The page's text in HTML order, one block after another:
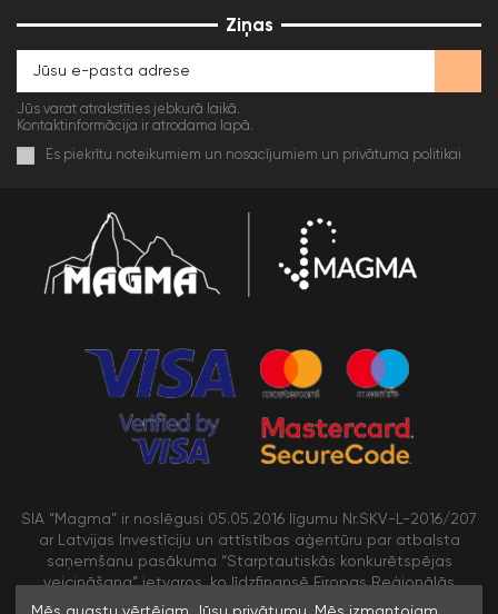
Ziņas
Jūs varat atrakstīties jebkurā laikā.
Kontaktinformācija ir atrodama lapā.
Es piekrītu noteikumiem un nosacījumiem un privātuma politikai
SIA “Magma” ir noslēgusi 05.05.2016 līgumu Nr.SKV-L-2016/207
ar Latvijas Investīciju un attīstības aģentūru par atbalsta
saņemšanu pasākuma “Starptautiskās konkurētspējas
veicināšana” ietvaros, ko līdzfinansē Eiropas Reģionālās
attīstības fonds